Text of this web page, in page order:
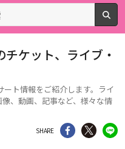
チケット、ライブ・
ート情報をご紹介します。ライ
、動画、記事など、様々な情
SHARE シェア Twitter